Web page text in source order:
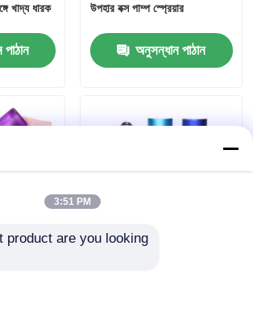
খাদ্য ধারক
উপহার বক্স পাম্প স্প্রেয়ার
অনুসন্ধান পাঠান
এমএল
3:51 PM
product are you looking